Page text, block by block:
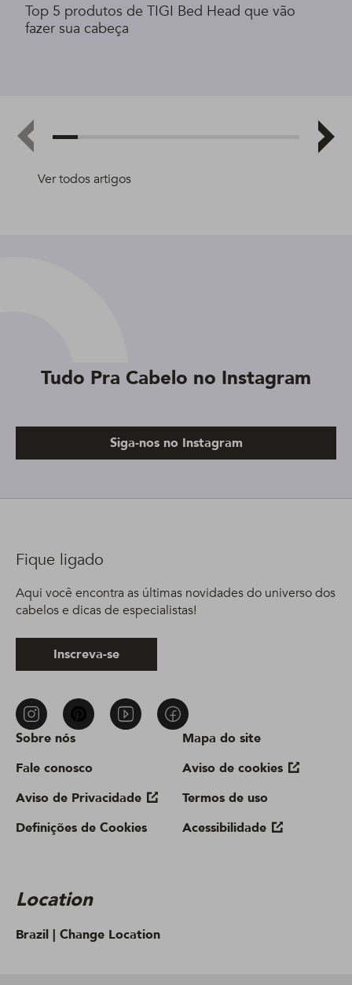
Ver todos artigos
Top 5 produtos de TIGI Bed Head que vão
fazer sua cabeça
Tudo Pra Cabelo no Instagram
Siga-nos no Instagram
Sobre nós
Fale conosco
Aviso de Privacidade
Definições de Cookies
Mapa do site
Aviso de cookies
Termos de uso
Acessibilidade
Location
Brazil | Change Location
Fique ligado
Aqui você encontra as últimas novidades do universo dos
cabelos e dicas de especialistas!
Inscreva-se